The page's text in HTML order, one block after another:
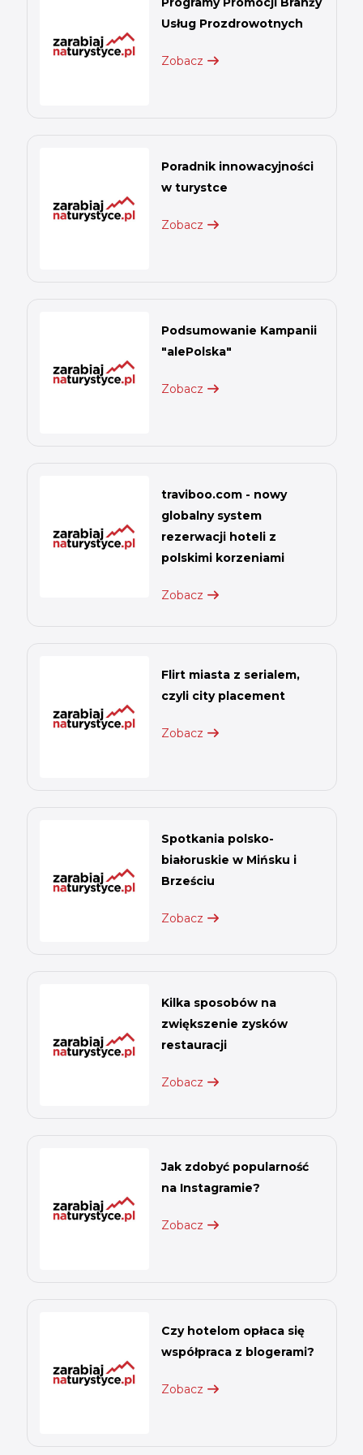
Usług Prozdrowotnych
Zobacz
Poradnik innowacyjności
w turystce
Zobacz
Podsumowanie Kampanii
"alePolska"
Zobacz
traviboo.com - nowy
globalny system
rezerwacji hoteli z
polskimi korzeniami
Zobacz
Flirt miasta z serialem,
czyli city placement
Zobacz
Spotkania polsko-
białoruskie w Mińsku i
Brześciu
Zobacz
Kilka sposobów na
zwiększenie zysków
restauracji
Zobacz
Jak zdobyć popularność
na Instagramie?
Zobacz
Czy hotelom opłaca się
współpraca z blogerami?
Zobacz